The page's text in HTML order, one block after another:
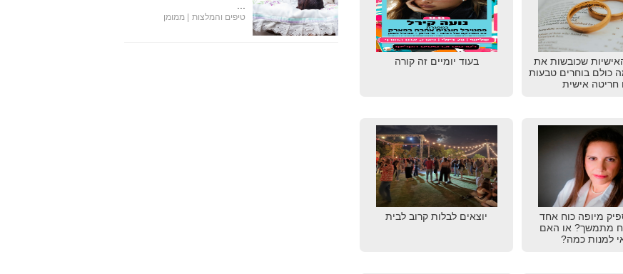
שכובשות את
למה כולם בוחרים טבעות
חריטה אישית
בעוד יומיים זה קורה
מיופה כוח אחד
מתמשך? או האם
למנות כמה?
יוצאים לבלות קרוב לבית
טיפים והמלצות | ממומן